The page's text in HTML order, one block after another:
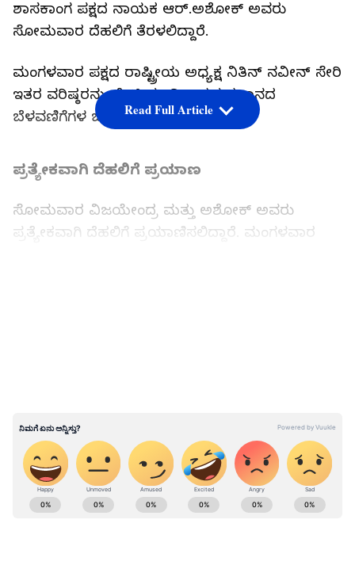
ಶಾಸಕಾಂಗ ಪಕ್ಷದ ನಾಯಕ ಆರ್.ಅಶೋಕ್ ಅವರು
ಸೋಮವಾರ ದೆಹಲಿಗೆ ತೆರಳಲಿದ್ದಾರೆ.
ಮಂಗಳವಾರ ಪಕ್ಷದ ರಾಷ್ಟ್ರೀಯ ಅಧ್ಯಕ್ಷ ನಿತಿನ್ ನವೀನ್‌ ಸೇರಿ
ಇತರ ವರಿಷ್ಠರನ್ನು ಭೇಟಿ ಮಾಡಿ ಅಡ್ಡಮತದಾನದ
ಬೆಳವಣಿಗೆಗಳ ಬಗ್ಗೆ ವಿವರಣೆ ನೀಡಲಿದ್ದಾರೆ.
ಪ್ರತ್ಯೇಕವಾಗಿ ದೆಹಲಿಗೆ ಪ್ರಯಾಣ
ಸೋಮವಾರ ವಿಜಯೇಂದ್ರ ಮತ್ತು ಅಶೋಕ್ ಅವರು
ಪ್ರತ್ಯೇಕವಾಗಿ ದೆಹಲಿಗೆ ಪ್ರಯಾಣಿಸಲಿದ್ದಾರೆ. ಮಂಗಳವಾರ
Read Full Article
ABOUT THE AUTHOR